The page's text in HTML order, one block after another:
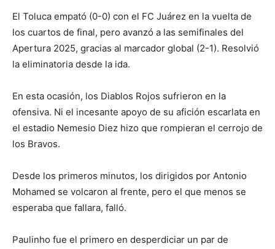
El Toluca empató (0-0) con el FC Juárez en la vuelta de
los cuartos de final, pero avanzó a las semifinales del
Apertura 2025, gracias al marcador global (2-1). Resolvió
la eliminatoria desde la ida.
En esta ocasión, los Diablos Rojos sufrieron en la
ofensiva. Ni el incesante apoyo de su afición escarlata en
el estadio Nemesio Diez hizo que rompieran el cerrojo de
los Bravos.
Desde los primeros minutos, los dirigidos por Antonio
Mohamed se volcaron al frente, pero el que menos se
esperaba que fallara, falló.
Paulinho fue el primero en desperdiciar un par de